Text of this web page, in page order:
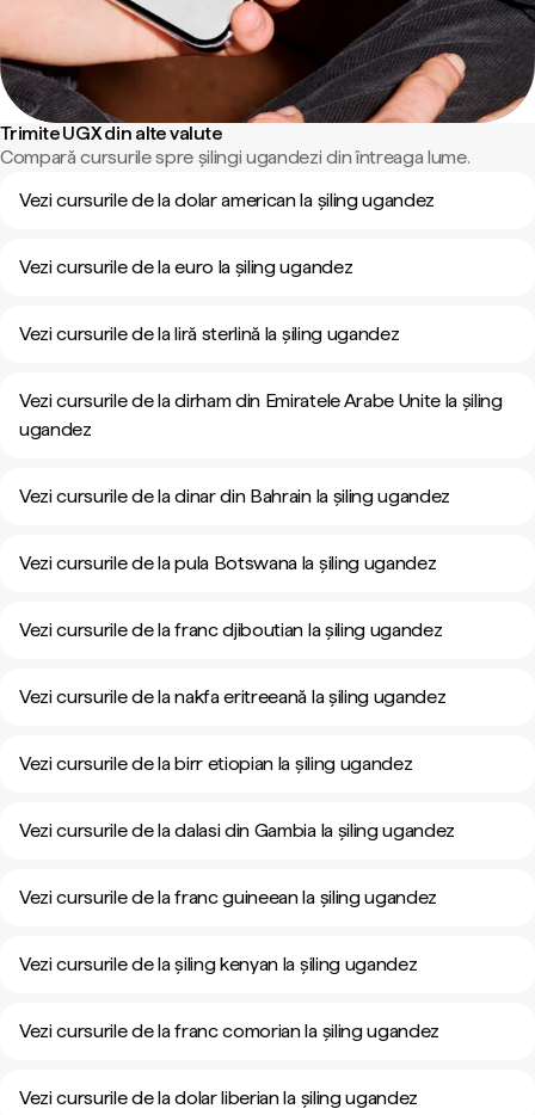
Trimite UGX din alte valute
Compară cursurile spre șilingi ugandezi din întreaga lume.
Vezi cursurile de la dolar american la șiling ugandez
Vezi cursurile de la euro la șiling ugandez
Vezi cursurile de la liră sterlină la șiling ugandez
Vezi cursurile de la dirham din Emiratele Arabe Unite la șiling
ugandez
Vezi cursurile de la dinar din Bahrain la șiling ugandez
Vezi cursurile de la pula Botswana la șiling ugandez
Vezi cursurile de la franc djiboutian la șiling ugandez
Vezi cursurile de la nakfa eritreeană la șiling ugandez
Vezi cursurile de la birr etiopian la șiling ugandez
Vezi cursurile de la dalasi din Gambia la șiling ugandez
Vezi cursurile de la franc guineean la șiling ugandez
Vezi cursurile de la șiling kenyan la șiling ugandez
Vezi cursurile de la franc comorian la șiling ugandez
Vezi cursurile de la dolar liberian la șiling ugandez